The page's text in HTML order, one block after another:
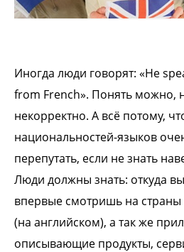
Иногда люди говорят: «He
from French». Понять можно,
некорректно. А всё потому,
национальностей-языков
перепутать, если не знать
Люди должны знать: откуда
впервые смотришь на
(на английском), а так же
описывающие продукты,